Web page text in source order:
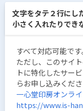
文字をタテ２行にし
小さく入れたりでき
すべて対応可能です
ただし、このサイ
トに特化したサー
らお申し込みくださ
一心堂印房オンラ
https://www.is-